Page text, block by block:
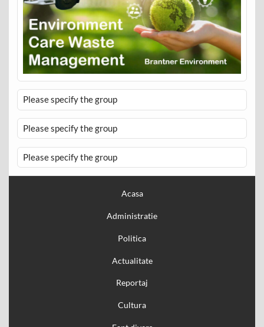
Please specify the group
Please specify the group
Please specify the group
Acasa
Administratie
Politica
Actualitate
Reportaj
Cultura